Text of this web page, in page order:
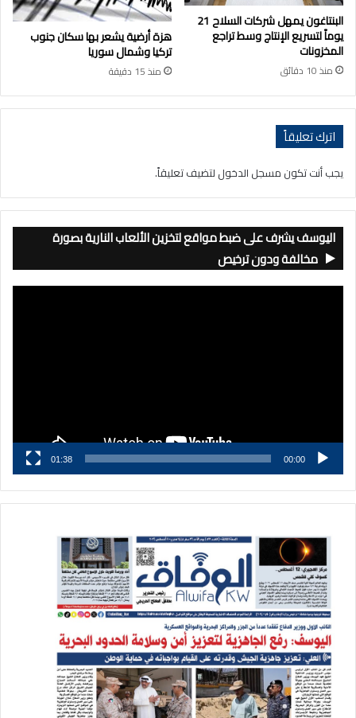
البنتاغون يمهل شركات السلاح 21
يوماً لتسريع الإنتاج وسط تراجع
المخزونات
منذ 10 دقائق
هزة أرضية يشعر بها سكان جنوب
تركيا وشمال سوريا
منذ 15 دقيقة
اترك تعليقاً
يجب أنت تكون مسجل الدخول لتضيف تعليقاً.
اليوسف يشرف على ضبط مواقع لتخزين الألعاب النارية بصورة
مخالفة ودون ترخيص
00:00
01:38